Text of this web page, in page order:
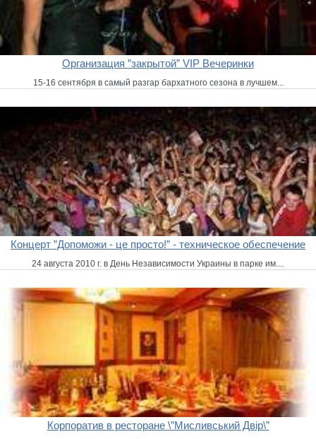
Организация ”закрытой” VIP Вечеринки
15-16 сентября в самый разгар бархатного сезона в лучшем...
Концерт ”Допоможи - це просто!” - техническое обеспечение
24 августа 2010 г. в День Независимости Украины в парке им....
Корпоратив в ресторане \”Мисливський Двір\”